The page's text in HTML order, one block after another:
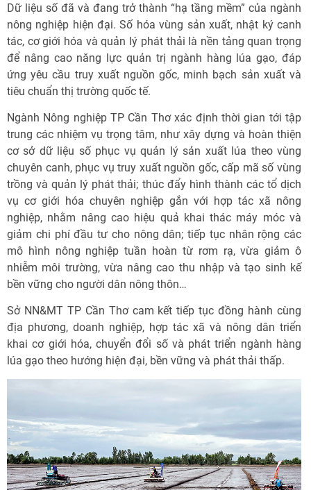
Dữ liệu số đã và đang trở thành “hạ tầng mềm” của ngành
nông nghiệp hiện đại. Số hóa vùng sản xuất, nhật ký canh
tác, cơ giới hóa và quản lý phát thải là nền tảng quan trọng
để nâng cao năng lực quản trị ngành hàng lúa gạo, đáp
ứng yêu cầu truy xuất nguồn gốc, minh bạch sản xuất và
tiêu chuẩn thị trường quốc tế.
Ngành Nông nghiệp TP Cần Thơ xác định thời gian tới tập
trung các nhiệm vụ trọng tâm, như xây dựng và hoàn thiện
cơ sở dữ liệu số phục vụ quản lý sản xuất lúa theo vùng
chuyên canh, phục vụ truy xuất nguồn gốc, cấp mã số vùng
trồng và quản lý phát thải; thúc đẩy hình thành các tổ dịch
vụ cơ giới hóa chuyên nghiệp gắn với hợp tác xã nông
nghiệp, nhằm nâng cao hiệu quả khai thác máy móc và
giảm chi phí đầu tư cho nông dân; tiếp tục nhân rộng các
mô hình nông nghiệp tuần hoàn từ rơm rạ, vừa giảm ô
nhiễm môi trường, vừa nâng cao thu nhập và tạo sinh kế
bền vững cho người dân nông thôn…
Sở NN&MT TP Cần Thơ cam kết tiếp tục đồng hành cùng
địa phương, doanh nghiệp, hợp tác xã và nông dân triển
khai cơ giới hóa, chuyển đổi số và phát triển ngành hàng
lúa gạo theo hướng hiện đại, bền vững và phát thải thấp.